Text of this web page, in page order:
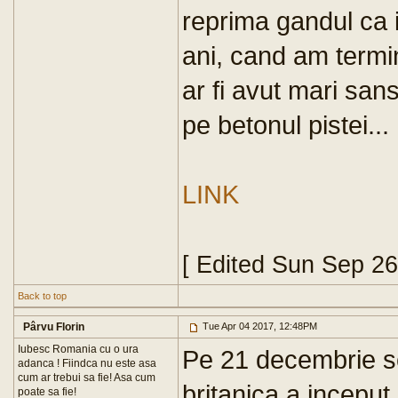
reprima gandul
ani, cand am
ar fi avut mari
pe betonul pistei...
LINK
[ Edited Sun Sep
Back to top
Pârvu Florin Tue Apr 04 2017, 12:48PM
Iubesc Romania cu o ura
adanca ! Fiindca nu este asa
cum ar trebui sa fie! Asa cum
poate sa fie!
Pe 21 decembrie